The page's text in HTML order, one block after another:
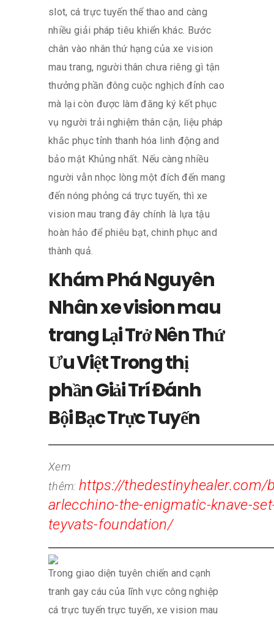
slot, cá trực tuyến thể thao and càng
nhiều giải pháp tiêu khiển khác. Bước
chân vào nhân thứ hạng của xe vision
mau trang, người thân chưa riêng gì tận
thưởng phần đông cuộc nghịch đỉnh cao
mà lại còn được làm đăng ký kết phục
vụ người trải nghiệm thân cận, liệu pháp
khắc phục tỉnh thanh hóa linh động and
bảo mật Khủng nhất. Nếu càng nhiều
người vẫn nhọc lòng một đích đến mang
đến nóng phỏng cá trực tuyến, thì xe
vision mau trang đây chính là lựa tậu
hoàn hảo để phiêu bạt, chinh phục and
thành quả.
Khám Phá Nguyên
Nhân xe vision mau
trang Lại Trở Nên Thứ
Ưu Việt Trong thị
phần Giải Trí Đánh
Bội Bạc Trực Tuyến
Xem
thêm: https://thedestinyhealer.com/
arlecchino-the-enigmatic-knave-
teyvats-foundation/
Trong giao diện tuyên chiến and cạnh
tranh gay cáu của lĩnh vực công nghiệp
cá trực tuyến trực tuyến, xe vision mau